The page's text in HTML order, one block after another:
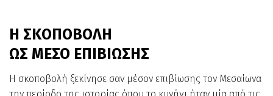
Η ΣΚΟΠΟΒΟΛΗ
ΩΣ ΜΕΣΟ ΕΠΙΒΙΩΣΗΣ
Η σκοποβολή ξεκίνησε σαν μέσον επιβίωσης τον Μεσαίωνα